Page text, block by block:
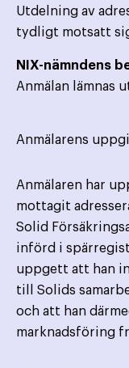
Utdelning av
tydligt motsatt
NIX-nämndens
Anmälan lämnas
Anmälarens
Anmälaren har
mottagit
Solid
införd i
uppgett att han
till Solids
och att han
marknadsföring